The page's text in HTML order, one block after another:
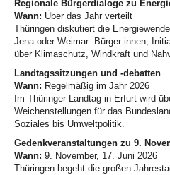
Regionale Bürgerdialoge zu
Wann: Über das Jahr verteilt
Thüringen diskutiert die
Jena oder Weimar: Bürger:innen,
über Klimaschutz, Windkraft und
Landtagssitzungen und -debatten
Wann: Regelmäßig im Jahr 2026
Im Thüringer Landtag in Erfurt wird
Weichenstellungen für das
Soziales bis Umweltpolitik.
Gedenkveranstaltungen zu 9.
Wann: 9. November, 17. Juni 2026
Thüringen begeht die großen